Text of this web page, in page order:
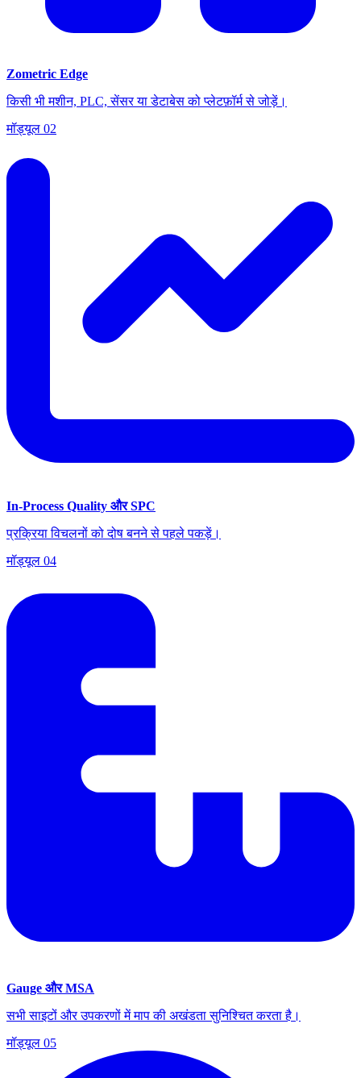
Zometric Edge
किसी भी मशीन, PLC, सेंसर या डेटाबेस को प्लेटफ़ॉर्म से जोड़ें।
मॉड्यूल 02
In-Process Quality और SPC
प्रक्रिया विचलनों को दोष बनने से पहले पकड़ें।
मॉड्यूल 04
Gauge और MSA
सभी साइटों और उपकरणों में माप की अखंडता सुनिश्चित करता है।
मॉड्यूल 05